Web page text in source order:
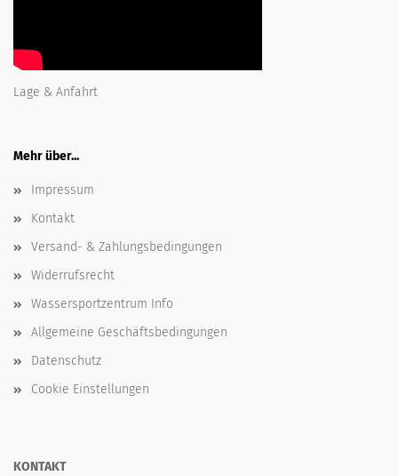
Lage & Anfahrt
Mehr über...
Impressum
Kontakt
Versand- & Zahlungsbedingungen
Widerrufsrecht
Wassersportzentrum Info
Allgemeine Geschäftsbedingungen
Datenschutz
Cookie Einstellungen
KONTAKT